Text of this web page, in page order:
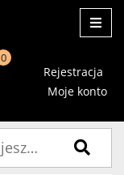
0
Rejestracja
Moje konto